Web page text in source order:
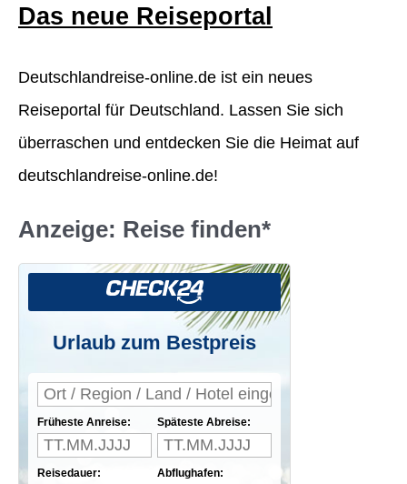
e
n
a
c
h
Das neue Reiseportal
Deutschlandreise-online.de ist ein neues
Reiseportal für Deutschland. Lassen Sie sich
überraschen und entdecken Sie die Heimat auf
deutschlandreise-online.de!
Anzeige: Reise finden*
Urlaub zum Bestpreis
Früheste Anreise:
Reisedauer:
Späteste Abreise:
Abflughafen: